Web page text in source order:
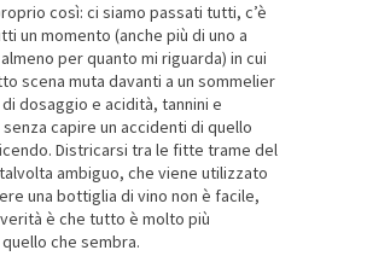
così: ci siamo passati tutti, c’è
un momento (anche più di uno a
per quanto mi riguarda) in cui
scena muta davanti a un sommelier
dosaggio e acidità, tannini e
capire un accidenti di quello
Districarsi tra le fitte trame del
ambiguo, che viene utilizzato
una bottiglia di vino non è facile,
è che tutto è molto più
che sembra.